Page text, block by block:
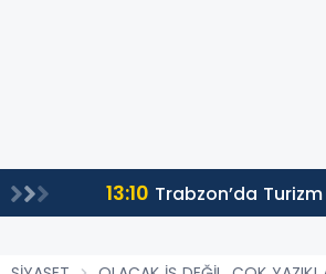
13:10 Trabzon’da